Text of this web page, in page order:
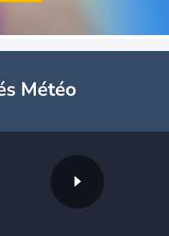
Météo